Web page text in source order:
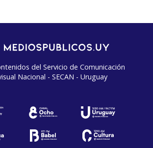
del Servicio de Comunicación
Nacional - SECAN - Uruguay